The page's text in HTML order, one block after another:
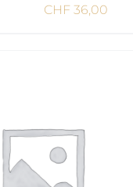
CHF 36,00